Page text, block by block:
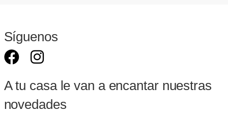
Síguenos
A tu casa le van a encantar nuestras
novedades